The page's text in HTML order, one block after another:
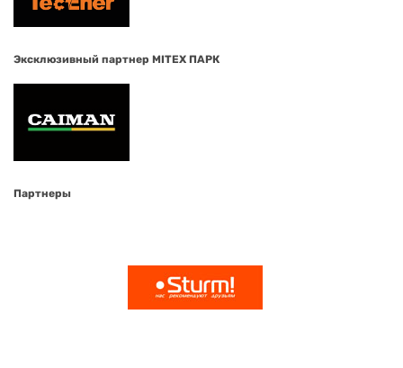
Эксклюзивный партнер MITEX ПАРК
Партнеры